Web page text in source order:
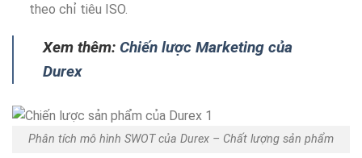
theo chỉ tiêu ISO.
Xem thêm: Chiến lược Marketing của
Durex
Phân tích mô hình SWOT của Durex – Chất lượng sản phẩm